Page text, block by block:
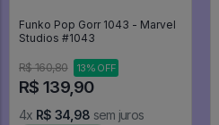
Funko Pop Gorr 1043 - Marvel
Studios #1043
R$ 160,80 13% OFF
R$ 139,90
4x R$ 34,98 sem juros